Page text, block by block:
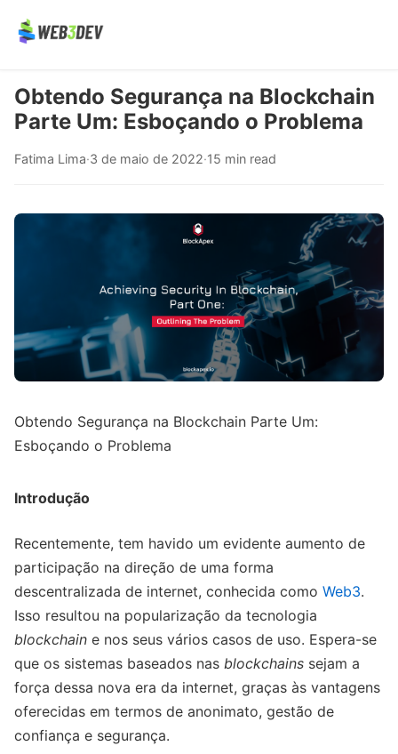
Obtendo Segurança na Blockchain
Parte Um: Esboçando o Problema
Fatima Lima·3 de maio de 2022·15 min read
Obtendo Segurança na Blockchain Parte Um:
Esboçando o Problema
Introdução
Recentemente, tem havido um evidente aumento de
participação na direção de uma forma
descentralizada de internet, conhecida como Web3.
Isso resultou na popularização da tecnologia
blockchain e nos seus vários casos de uso. Espera-se
que os sistemas baseados nas blockchains sejam a
força dessa nova era da internet, graças às vantagens
oferecidas em termos de anonimato, gestão de
confiança e segurança.